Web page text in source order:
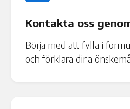
Kontakta oss
Börja med att fylla i
och förklara dina